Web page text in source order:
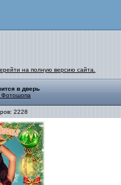
на полную версию сайта.
в дверь
Фотошопа
2228